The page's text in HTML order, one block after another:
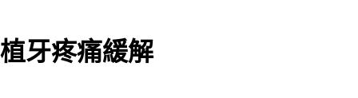
植牙疼痛緩解